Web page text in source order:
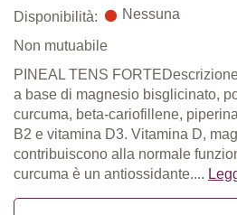
Disponibilità: Nessuna
Non mutuabile
PINEAL TENS
a base di magnesio bisglicinato,
curcuma, beta-cariofillene,
B2 e vitamina D3. Vitamina D,
contribuiscono alla normale
curcuma è un antiossidante....